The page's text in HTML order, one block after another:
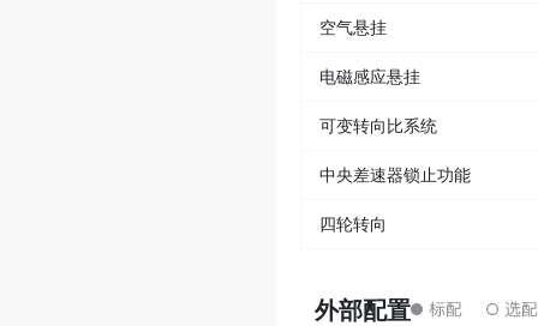
空气悬挂
电磁感应悬挂
可变转向比系统
中央差速器锁止功能
四轮转向
外部配置